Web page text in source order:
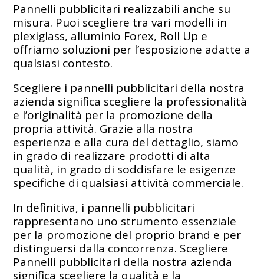
Pannelli pubblicitari realizzabili anche su
misura. Puoi scegliere tra vari modelli in
plexiglass, alluminio Forex, Roll Up e
offriamo soluzioni per l’esposizione adatte a
qualsiasi contesto.
Scegliere i pannelli pubblicitari della nostra
azienda significa scegliere la professionalità
e l’originalità per la promozione della
propria attività. Grazie alla nostra
esperienza e alla cura del dettaglio, siamo
in grado di realizzare prodotti di alta
qualità, in grado di soddisfare le esigenze
specifiche di qualsiasi attività commerciale.
In definitiva, i pannelli pubblicitari
rappresentano uno strumento essenziale
per la promozione del proprio brand e per
distinguersi dalla concorrenza. Scegliere
Pannelli pubblicitari della nostra azienda
significa scegliere la qualità e la